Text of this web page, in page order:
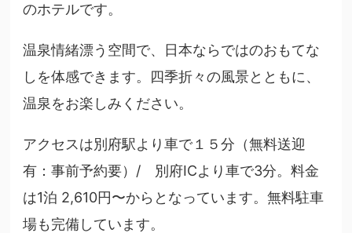
のホテルです。
温泉情緒漂う空間で、日本ならではのおもてな
しを体感できます。四季折々の風景とともに、
温泉をお楽しみください。
アクセスは別府駅より車で１５分（無料送迎
有：事前予約要）/ 別府ICより車で3分。料金
は1泊 2,610円〜からとなっています。無料駐車
場も完備しています。